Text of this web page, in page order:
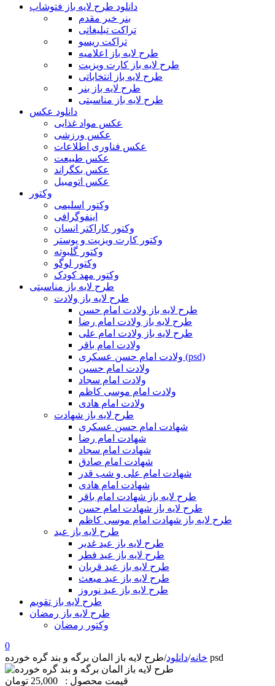
دانلود طرح لایه باز فتوشاپ
بنر خیر مقدم
تراکت تبلیغاتی
تراکت ریسو
طرح لایه باز اعلامیه
طرح لایه باز کارت ویزیت
طرح لایه باز انتخاباتی
طرح لایه باز بنر
طرح لایه باز مناسبتی
دانلود عکس
عکس مواد غذایی
عکس ورزشی
عکس فناوری اطلاعات
عکس طبیعت
عکس بکگراند
عکس اتومبیل
وکتور
وکتور اسلیمی
اینفوگرافی
وکتور کاراکتر انسان
وکتور کارت ویزیت و پوستر
وکتور گلبوته
وکتور لوگو
وکتور مهد کودک
طرح لایه باز مناسبتی
طرح لایه باز ولادت
طرح لایه باز ولادت امام حسن
طرح لایه باز ولادت امام رضا
طرح لایه باز ولادت امام علی
ولادت امام باقر
ولادت امام حسن عسکری (psd)
ولادت امام حسین
ولادت امام سجاد
ولادت امام موسی کاظم
ولادت امام هادی
طرح لایه باز شهادت
شهادت امام حسن عسکری
شهادت امام رضا
شهادت امام سجاد
شهادت امام صادق
شهادت امام علی و شب قدر
شهادت امام هادی
طرح لایه باز شهادت امام باقر
طرح لایه باز شهادت امام حسن
طرح لایه باز شهادت امام موسی کاظم
طرح لایه باز عید
طرح لایه باز عید غدیر
طرح لایه باز عید فطر
طرح لایه باز عید قربان
طرح لایه باز عید مبعث
طرح لایه باز عید نوروز
طرح لایه باز تقویم
طرح لایه باز رمضان
وکتور رمضان
0
خانه/دانلود/ طرح لایه باز المان برگه و بند گره خورده psd
قیمت محصول : 25,000 تومان